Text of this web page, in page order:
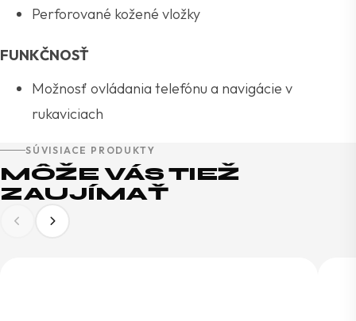
Perforované kožené vložky
FUNKČNOSŤ
Možnosť ovládania telefónu a navigácie v
rukaviciach
SÚVISIACE PRODUKTY
MÔŽE VÁS TIEŽ
ZAUJÍMAŤ